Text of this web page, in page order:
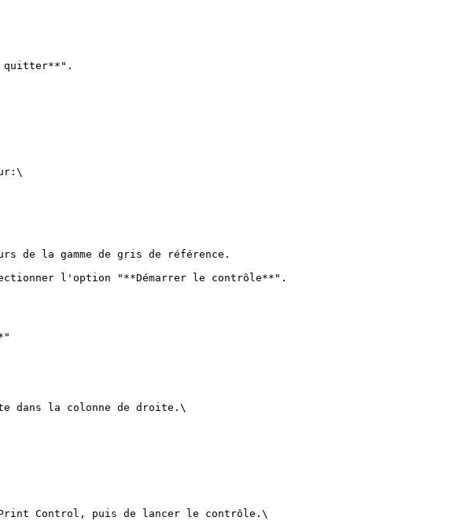
quitter**".
de la gamme de gris de référence.
l'option "**Démarrer le contrôle**".
dans la colonne de droite.\
Control, puis de lancer le contrôle.\